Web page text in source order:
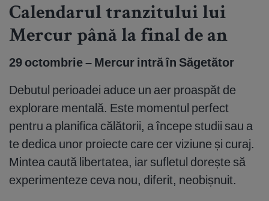
Calendarul tranzitului lui
Mercur până la final de an
29 octombrie – Mercur intră în Săgetător
Debutul perioadei aduce un aer proaspăt de
explorare mentală. Este momentul perfect
pentru a planifica călătorii, a începe studii sau a
te dedica unor proiecte care cer viziune și curaj.
Mintea caută libertatea, iar sufletul dorește să
experimenteze ceva nou, diferit, neobișnuit.